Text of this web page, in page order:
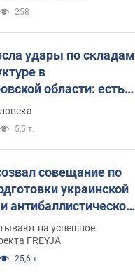
258
удары по складам
в
области: есть
Фото
5,5 т.
совещание по
украинской
антибаллистической
какие
на успешное
FREYJA
25,6 т.